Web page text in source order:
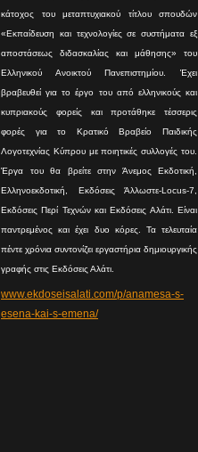
κάτοχος του μεταπτυχιακού τίτλου σπουδών
«Εκπαίδευση και τεχνολογίες σε συστήματα εξ
αποστάσεως διδασκαλίας και μάθησης» του
Ελληνικού Ανοικτού Πανεπιστημίου. Έχει
βραβευθεί για το έργο του από ελληνικούς και
κυπριακούς φορείς και προτάθηκε τέσσερις
φορές για το Κρατικό Βραβείο Παιδικής
Λογοτεχνίας Κύπρου με ποιητικές συλλογές του.
Έργα του θα βρείτε στην Άνεμος Εκδοτική,
Ελληνοεκδοτική, Εκδόσεις Άλλωστε-Locus-7,
Εκδόσεις Περί Τεχνών και Εκδόσεις Αλάτι. Είναι
παντρεμένος και έχει δυο κόρες. Τα τελευταία
πέντε χρόνια συντονίζει εργαστήρια δημιουργικής
γραφής στις Εκδόσεις Αλάτι.
www.ekdoseisalati.com/p/anamesa-s-
esena-kai-s-emena/